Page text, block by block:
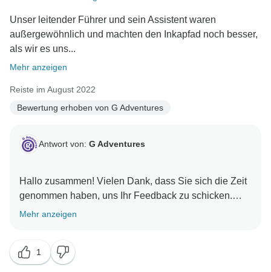
Unser leitender Führer und sein Assistent waren
außergewöhnlich und machten den Inkapfad noch besser,
als wir es uns...
Mehr anzeigen
Reiste im August 2022
Bewertung erhoben von G Adventures
Antwort von: G Adventures
Hallo zusammen! Vielen Dank, dass Sie sich die Zeit
genommen haben, uns Ihr Feedback zu schicken.
Mehr anzeigen
1